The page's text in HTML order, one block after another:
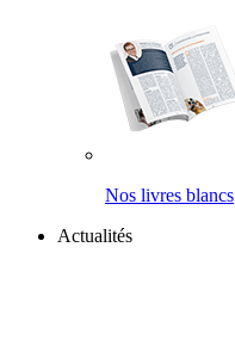
Nos livres blancs
Actualités